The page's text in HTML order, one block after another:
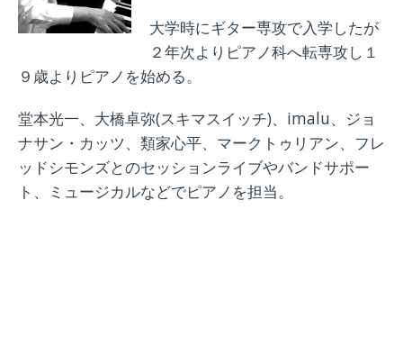
大学時にギター専攻で入学したが
２年次よりピアノ科へ転専攻し１
９歳よりピアノを始める。
堂本光一、大橋卓弥(スキマスイッチ)、imalu、ジョ
ナサン・カッツ、類家心平、マークトゥリアン、フレ
ッドシモンズとのセッションライブやバンドサポー
ト、ミュージカルなどでピアノを担当。